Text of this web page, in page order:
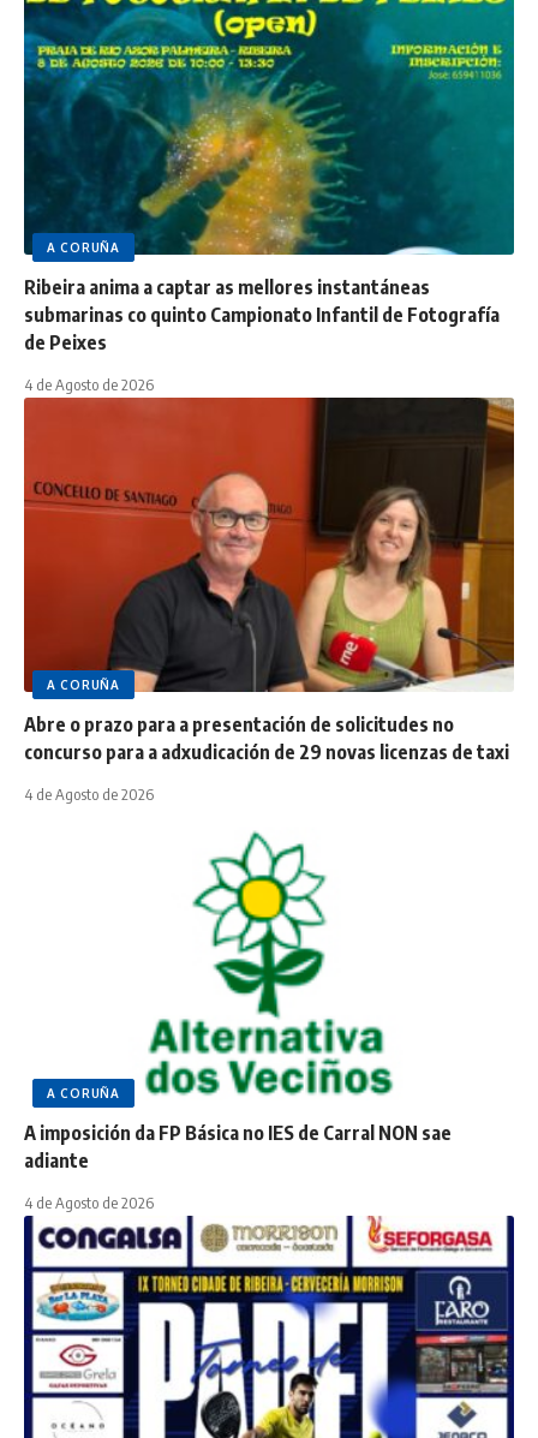
A CORUÑA
Ribeira anima a captar as mellores instantáneas
submarinas co quinto Campionato Infantil de Fotografía
de Peixes
4 de Agosto de 2026
A CORUÑA
Abre o prazo para a presentación de solicitudes no
concurso para a adxudicación de 29 novas licenzas de taxi
4 de Agosto de 2026
A CORUÑA
A imposición da FP Básica no IES de Carral NON sae
adiante
4 de Agosto de 2026